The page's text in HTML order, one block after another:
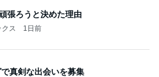
張ろうと決めた理由
ス 1日前
真剣な出会いを募集